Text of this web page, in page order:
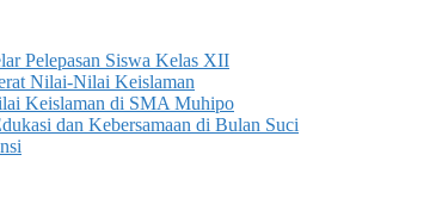
Pelepasan Siswa Kelas XII
Nilai-Nilai Keislaman
Keislaman di SMA Muhipo
dan Kebersamaan di Bulan Suci